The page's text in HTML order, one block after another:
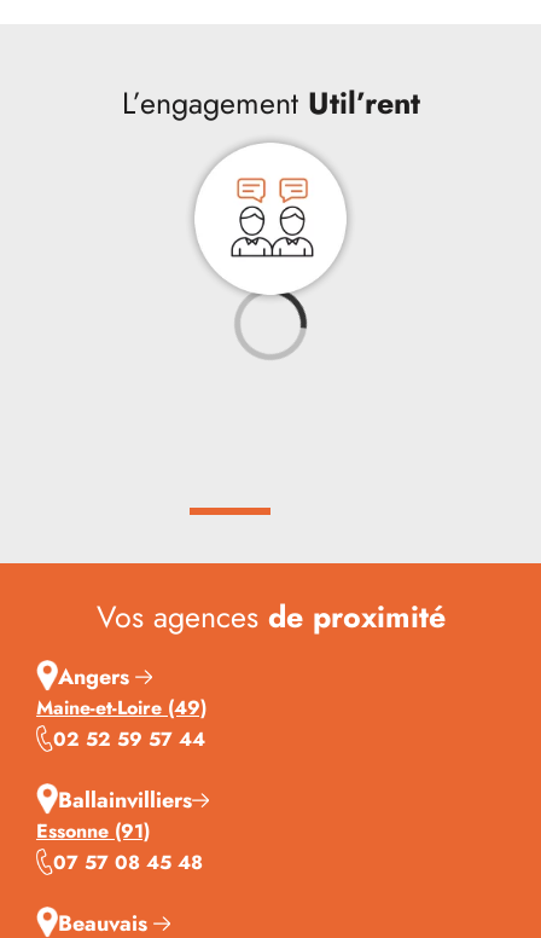
L’engagement Util’rent
Loading...
Vos agences de proximité
Angers
Maine-et-Loire (49)
02 52 59 57 44
Ballainvilliers
Essonne (91)
07 57 08 45 48
Beauvais